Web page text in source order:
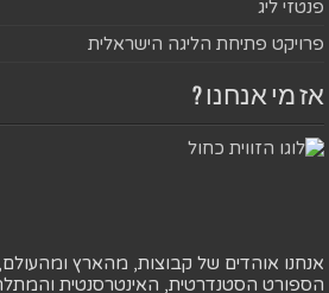
פנטזי ליג
פרויקט פתיחת הליגה הישראלית
אז מי אנחנו ?
אנחנו אוהדים של קבוצות, מהארץ
הספורט הסטנדרטית, האינטרסנטית